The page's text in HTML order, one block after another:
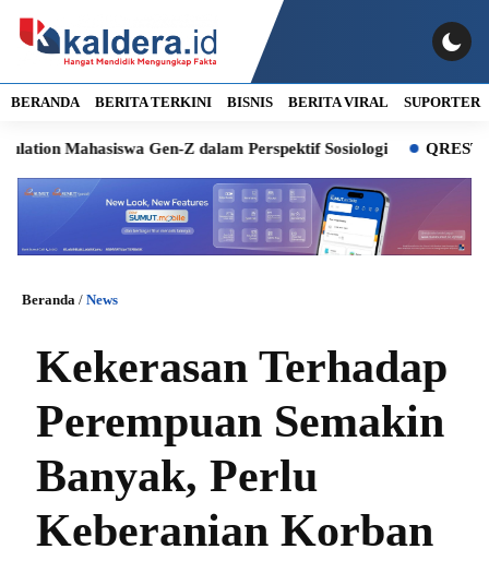
BERANDA BERITA TERKINI BISNIS BERITA VIRAL SUPORTER
Gen-Z dalam Perspektif Sosiologi QRESTO Jadi
Beranda / News
Kekerasan Terhadap
Perempuan Semakin
Banyak, Perlu
Keberanian Korban